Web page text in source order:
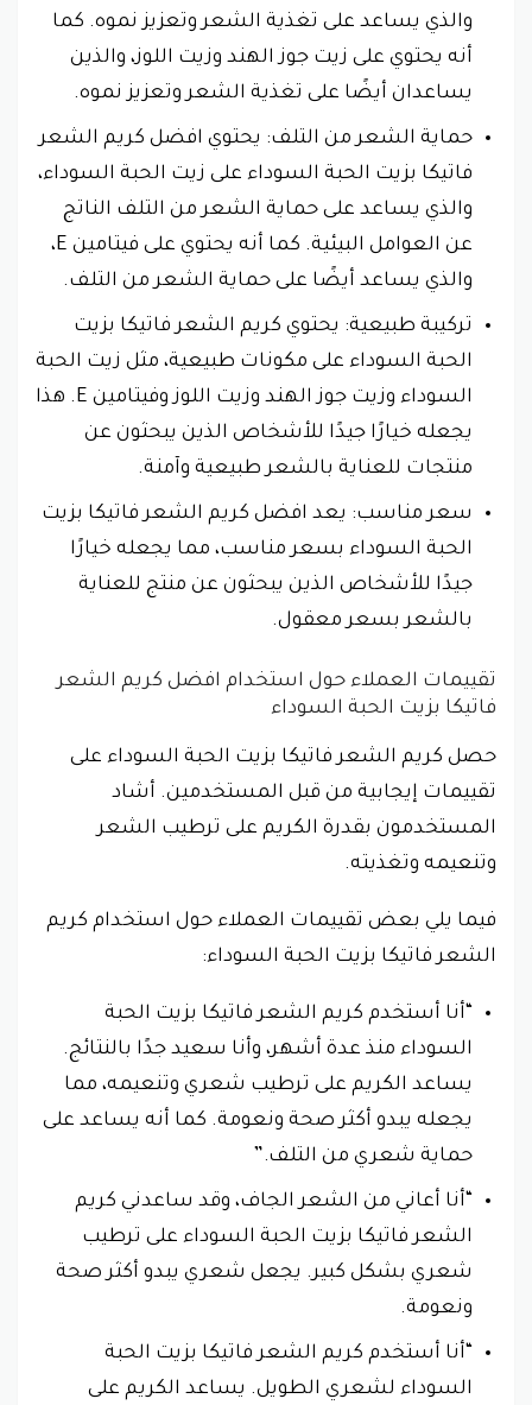
والذي يساعد على تغذية الشعر وتعزيز نموه. كما
أنه يحتوي على زيت جوز الهند وزيت اللوز، والذين
يساعدان أيضًا على تغذية الشعر وتعزيز نموه.
حماية الشعر من التلف: يحتوي افضل كريم الشعر
فاتيكا بزيت الحبة السوداء على زيت الحبة السوداء،
والذي يساعد على حماية الشعر من التلف الناتج
عن العوامل البيئية. كما أنه يحتوي على فيتامين E،
والذي يساعد أيضًا على حماية الشعر من التلف.
تركيبة طبيعية: يحتوي كريم الشعر فاتيكا بزيت
الحبة السوداء على مكونات طبيعية، مثل زيت الحبة
السوداء وزيت جوز الهند وزيت اللوز وفيتامين E. هذا
يجعله خيارًا جيدًا للأشخاص الذين يبحثون عن
منتجات للعناية بالشعر طبيعية وآمنة.
سعر مناسب: يعد افضل كريم الشعر فاتيكا بزيت
الحبة السوداء بسعر مناسب، مما يجعله خيارًا
جيدًا للأشخاص الذين يبحثون عن منتج للعناية
بالشعر بسعر معقول.
تقييمات العملاء حول استخدام افضل كريم الشعر
فاتيكا بزيت الحبة السوداء
حصل كريم الشعر فاتيكا بزيت الحبة السوداء على
تقييمات إيجابية من قبل المستخدمين. أشاد
المستخدمون بقدرة الكريم على ترطيب الشعر
وتنعيمه وتغذيته.
فيما يلي بعض تقييمات العملاء حول استخدام كريم
الشعر فاتيكا بزيت الحبة السوداء:
“أنا أستخدم كريم الشعر فاتيكا بزيت الحبة
السوداء منذ عدة أشهر، وأنا سعيد جدًا بالنتائج.
يساعد الكريم على ترطيب شعري وتنعيمه، مما
يجعله يبدو أكثر صحة ونعومة. كما أنه يساعد على
حماية شعري من التلف.”
“أنا أعاني من الشعر الجاف، وقد ساعدني كريم
الشعر فاتيكا بزيت الحبة السوداء على ترطيب
شعري بشكل كبير. يجعل شعري يبدو أكثر صحة
ونعومة.
“أنا أستخدم كريم الشعر فاتيكا بزيت الحبة
السوداء لشعري الطويل. يساعد الكريم على